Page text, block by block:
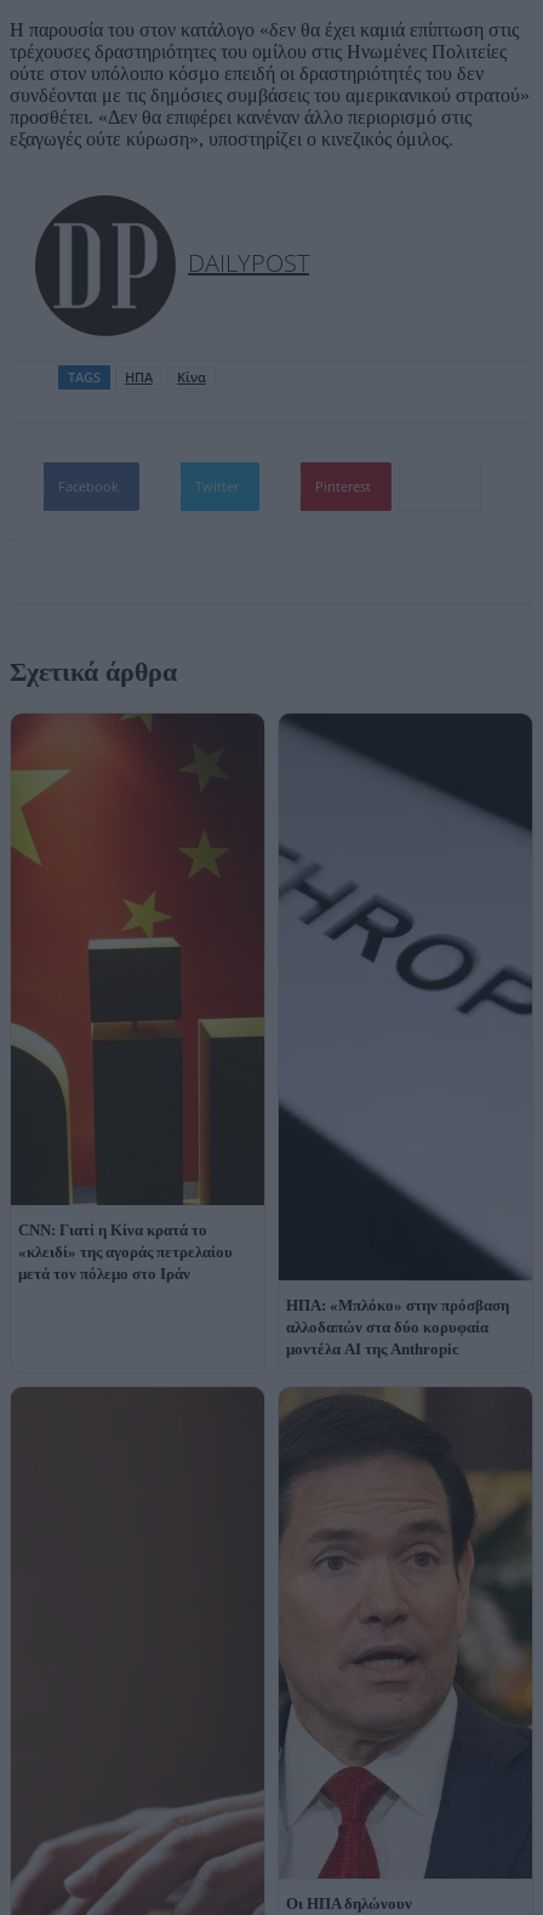
Η παρουσία του στον κατάλογο «δεν θα έχει καμιά επίπτωση στις
τρέχουσες δραστηριότητες του ομίλου στις Ηνωμένες Πολιτείες
ούτε στον υπόλοιπο κόσμο επειδή οι δραστηριότητές του δεν
συνδέονται με τις δημόσιες συμβάσεις του αμερικανικού στρατού»
προσθέτει. «Δεν θα επιφέρει κανέναν άλλο περιορισμό στις
εξαγωγές ούτε κύρωση», υποστηρίζει ο κινεζικός όμιλος.
DAILYPOST
TAGS ΗΠΑ Κίνα
Facebook Twitter Pinterest
Σχετικά άρθρα
CNN: Γιατί η Κίνα κρατά το
«κλειδί» της αγοράς πετρελαίου
μετά τον πόλεμο στο Ιράν
ΗΠΑ: «Μπλόκο» στην πρόσβαση
αλλοδαπών στα δύο κορυφαία
μοντέλα AI της Anthropic
Οι ΗΠΑ δηλώνουν